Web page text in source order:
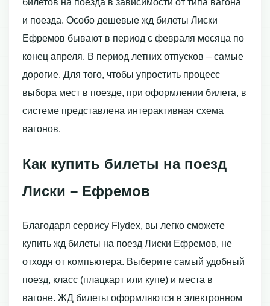
билетов на поезда в зависимости от типа вагона
и поезда. Особо дешевые жд билеты Лиски
Ефремов бывают в период с февраля месяца по
конец апреля. В период летних отпусков – самые
дорогие. Для того, чтобы упростить процесс
выбора мест в поезде, при оформлении билета, в
системе представлена интерактивная схема
вагонов.
Как купить билеты на поезд
Лиски – Ефремов
Благодаря сервису Flydex, вы легко сможете
купить жд билеты на поезд Лиски Ефремов, не
отходя от компьютера. Выберите самый удобный
поезд, класс (плацкарт или купе) и места в
вагоне. ЖД билеты оформляются в электронном